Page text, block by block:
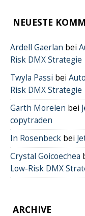
NEUESTE
Ardell Gaerlan bei
Risk DMX Strategie
Twyla Passi bei
Risk DMX Strategie
Garth Morelen bei
copytraden
In Rosenbeck bei
Crystal Goicoechea
Low-Risk DMX
ARCHIVE